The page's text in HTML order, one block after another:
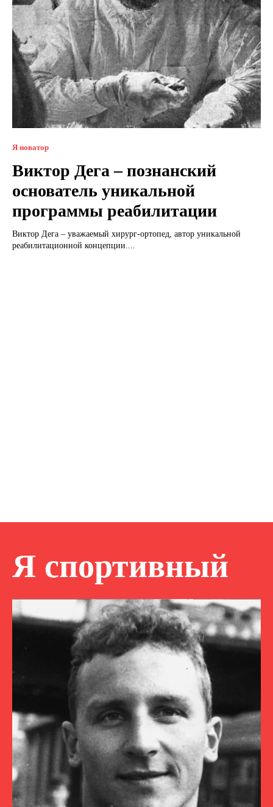
Я новатор
Виктор Дега – познанский
основатель уникальной
программы реабилитации
Виктор Дега – уважаемый хирург-ортопед, автор уникальной
реабилитационной концепции....
Я спортивный